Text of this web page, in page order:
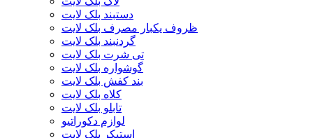
دستبند بلک لایت
ظروف یکبار مصرف بلک لایت
گردنبند بلک لایت
تی شرت بلک لایت
گوشواره بلک لایت
بند کفش بلک لایت
کلاه بلک لایت
تابلو بلک لایت
لوازم دکوراتیو
استیکر بلک لایت